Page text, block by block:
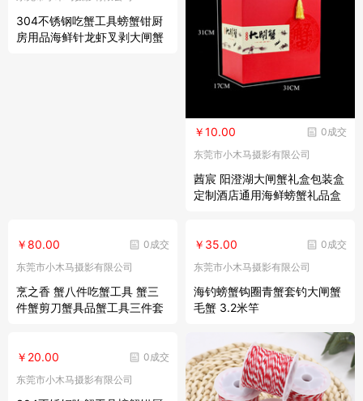
304不锈钢吃蟹工具螃蟹钳厨
房用品海鲜针龙虾叉剥大闸蟹
0成交
￥10.00
东莞市小木马摄影有限公司
莤宸 阳澄湖大闸蟹礼盒包装盒
定制酒店通用海鲜螃蟹礼品盒
0成交
￥80.00
东莞市小木马摄影有限公司
烹之香 蟹八件吃蟹工具 蟹三
件蟹剪刀蟹具品蟹工具三件套
0成交
￥35.00
东莞市小木马摄影有限公司
海钓螃蟹钩圈青蟹套钓大闸蟹
毛蟹 3.2米竿
0成交
￥20.00
东莞市小木马摄影有限公司